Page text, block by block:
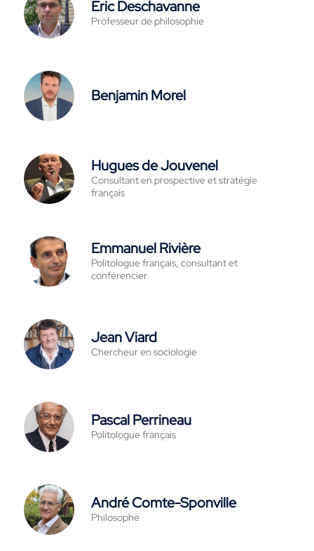
Eric Deschavanne
Professeur de philosophie
Benjamin Morel
Hugues de Jouvenel
Consultant en prospective et stratégie
français
Emmanuel Rivière
Politologue français, consultant et
conférencier
Jean Viard
Chercheur en sociologie
Pascal Perrineau
Politologue français
André Comte-Sponville
Philosophe